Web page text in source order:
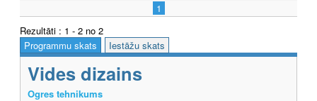
1
Rezultāti : 1 - 2 no 2
Programmu skats
Iestāžu skats
Vides dizains
Ogres tehnikums